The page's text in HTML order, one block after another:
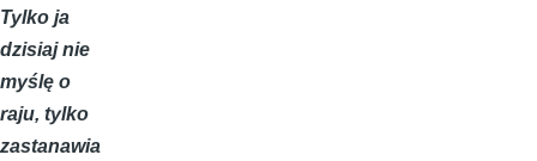
Tylko ja
dzisiaj nie
myślę o
raju, tylko
zastanawia